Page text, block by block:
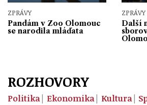
ZPRÁVY
Pandám v Zoo Olomouc
se narodila mláďata
ZPRÁVY
Další
ROZHOVORY
Politika Ekonomika Kultura